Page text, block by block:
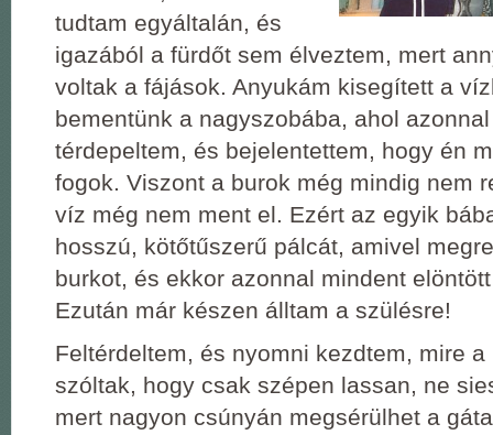
tudtam egyáltalán, és
igazából a fürdőt sem élveztem, mert
voltak a fájások. Anyukám kisegített a
bementünk a nagyszobába, ahol
térdepeltem, és bejelentettem, hogy én
fogok. Viszont a burok még mindig nem
víz még nem ment el. Ezért az egyik
hosszú, kötőtűszerű pálcát, amivel
burkot, és ekkor azonnal mindent
Ezután már készen álltam a szülésre!
Feltérdeltem, és nyomni kezdtem, mire
szóltak, hogy csak szépen lassan, ne
mert nagyon csúnyán megsérülhet a